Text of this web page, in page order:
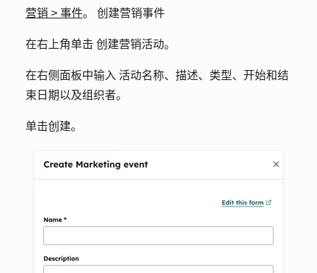
营销 > 事件。 创建营销事件
在右上角单击 创建营销活动。
在右侧面板中输入 活动名称、 描述、 类型、 开始和结
束日期以及组织者。
单击创建。